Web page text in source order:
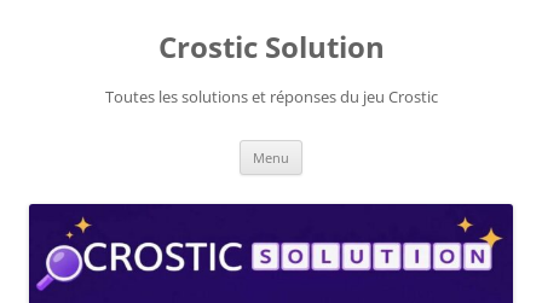
Crostic Solution
Toutes les solutions et réponses du jeu Crostic
Menu